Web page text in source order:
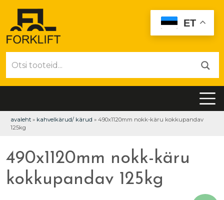
avaleht » kahvelkärud/ kärud » 490x1120mm nokk-käru kokkupandav
125kg
490x1120mm nokk-käru
kokkupandav 125kg
ET